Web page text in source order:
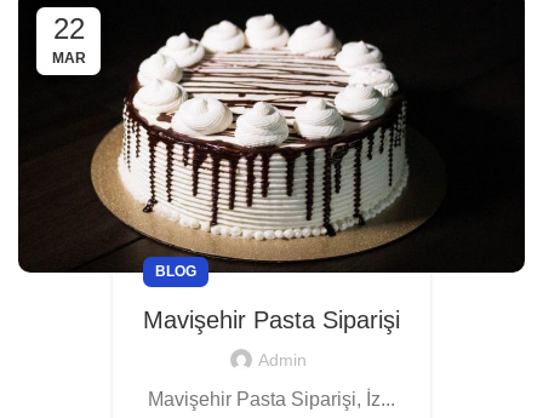
22
MAR
BLOG
Mavişehir Pasta Siparişi
Admin
Mavişehir Pasta Siparişi, İz...